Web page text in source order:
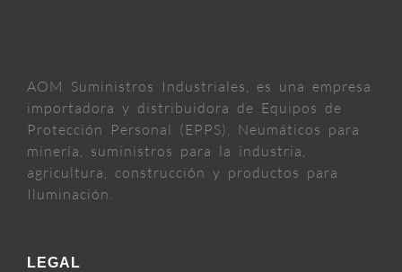
AOM Suministros Industriales, es una empresa
importadora y distribuidora de Equipos de
Protección Personal (EPPS), Neumáticos para
minería, suministros para la industria,
agricultura, construcción y productos para
Iluminación.
LEGAL